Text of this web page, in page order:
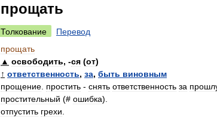
прощать
Толкование
Перевод
прощать
▲ освободить, -ся (от)
↑ ответственность, за, быть виновным
прощение простить - снять ответственность за
простительный (# ошибка).
отпустить грехи